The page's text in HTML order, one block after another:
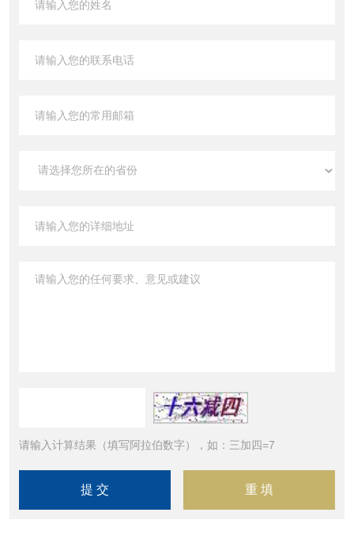
请输入计算结果（填写阿拉伯数字），如：三加四=7